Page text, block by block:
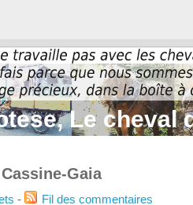
Le cheval
Gaia
- Fil des commentaires